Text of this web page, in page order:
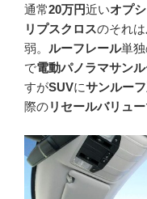
通常20万円近いオプ
リプスクロスのそれは
弱。 ルーフレール単独
で電動パノラマサン
すがSUVにサンルー
際のリセールバリュー